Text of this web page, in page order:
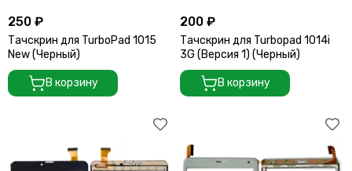
250 ₽
Тачскрин для TurboPad 1015
New (Черный)
В корзину
200 ₽
Тачскрин для Turbopad 1014i
3G (Версия 1) (Черный)
В корзину